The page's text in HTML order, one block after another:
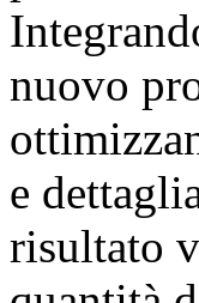
nuovo
e
risultato